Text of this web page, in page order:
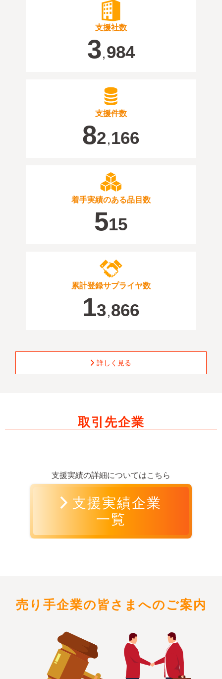
支援社数
3 , 984
支援件数
82 , 166
着手実績のある品目数
515
累計登録サプライヤ数
13 , 866
詳しく見る
取引先企業
支援実績の詳細についてはこちら
支援実績企業
一覧
売り手企業の皆さまへのご案内